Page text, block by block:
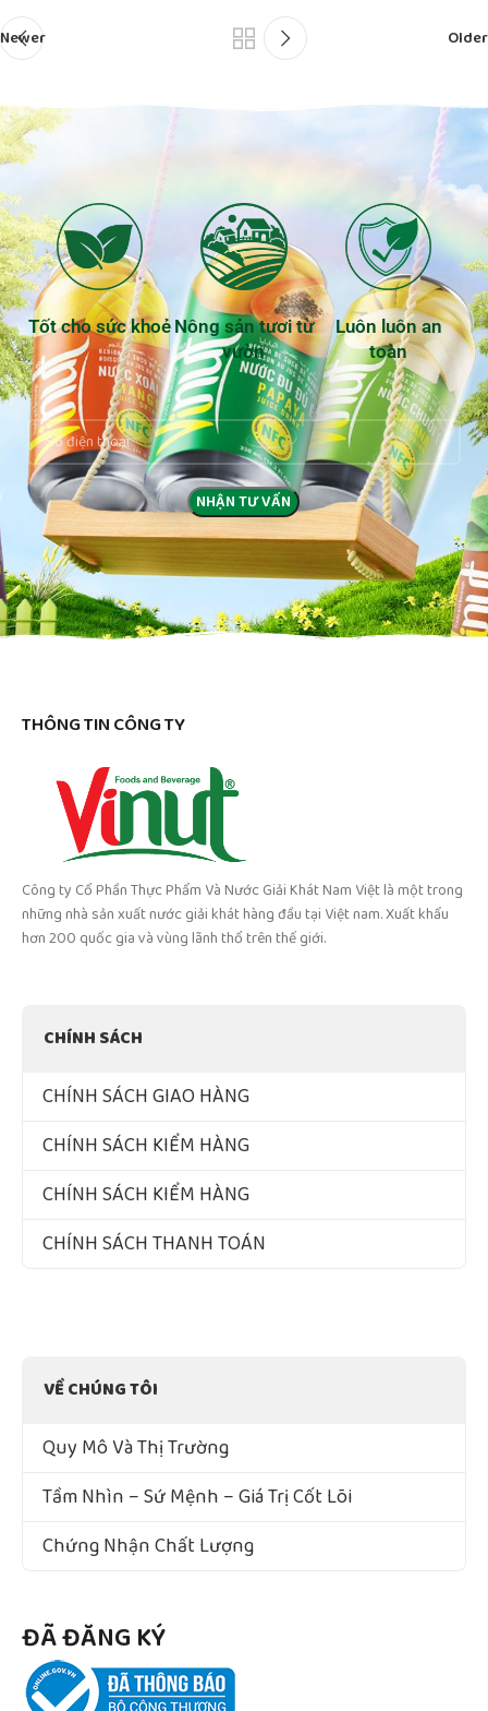
Newer Older
Tốt cho sức khoẻ Nông sản tươi từ
vườn
Luôn luôn an
toàn
THÔNG TIN CÔNG TY
Công ty Cổ Phần Thực Phẩm Và Nước Giải Khát Nam Việt là một trong
những nhà sản xuất nước giải khát hàng đầu tại Việt nam. Xuất khẩu
hơn 200 quốc gia và vùng lãnh thổ trên thế giới.
CHÍNH SÁCH
CHÍNH SÁCH GIAO HÀNG
CHÍNH SÁCH KIỂM HÀNG
CHÍNH SÁCH KIỂM HÀNG
CHÍNH SÁCH THANH TOÁN
VỀ CHÚNG TÔI
Quy Mô Và Thị Trường
Tầm Nhìn – Sứ Mệnh – Giá Trị Cốt Lõi
Chứng Nhận Chất Lượng
ĐÃ ĐĂNG KÝ